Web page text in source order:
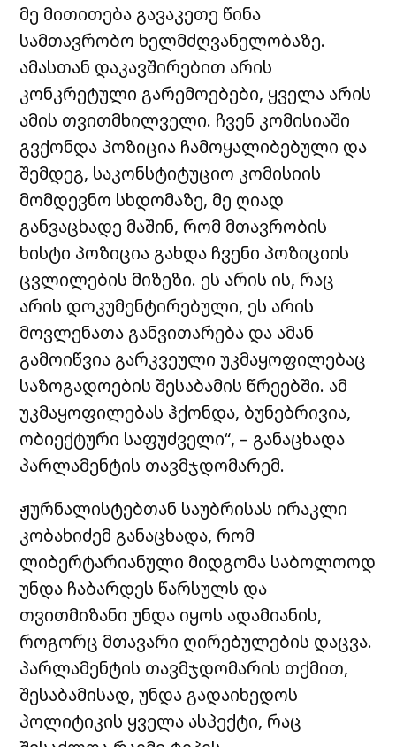
მე მითითება გავაკეთე წინა
სამთავრობო ხელმძღვანელობაზე.
ამასთან დაკავშირებით არის
კონკრეტული გარემოებები, ყველა არის
ამის თვითმხილველი. ჩვენ კომისიაში
გვქონდა პოზიცია ჩამოყალიბებული და
შემდეგ, საკონსტიტუციო კომისიის
მომდევნო სხდომაზე, მე ღიად
განვაცხადე მაშინ, რომ მთავრობის
ხისტი პოზიცია გახდა ჩვენი პოზიციის
ცვლილების მიზეზი. ეს არის ის, რაც
არის დოკუმენტირებული, ეს არის
მოვლენათა განვითარება და ამან
გამოიწვია გარკვეული უკმაყოფილებაც
საზოგადოების შესაბამის წრეებში. ამ
უკმაყოფილებას ჰქონდა, ბუნებრივია,
ობიექტური საფუძველი“, – განაცხადა
პარლამენტის თავმჯდომარემ.
ჟურნალისტებთან საუბრისას ირაკლი
კობახიძემ განაცხადა, რომ
ლიბერტარიანული მიდგომა საბოლოოდ
უნდა ჩაბარდეს წარსულს და
თვითმიზანი უნდა იყოს ადამიანის,
როგორც მთავარი ღირებულების დაცვა.
პარლამენტის თავმჯდომარის თქმით,
შესაბამისად, უნდა გადაიხედოს
პოლიტიკის ყველა ასპექტი, რაც